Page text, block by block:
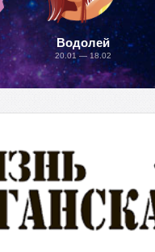
Водолей
20.01 — 18.02